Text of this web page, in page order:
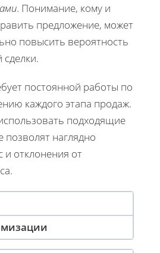
. Понимание, кому и
предложение, может
повысить вероятность
постоянной работы по
каждого этапа продаж.
подходящие
позволят наглядно
и отклонения от